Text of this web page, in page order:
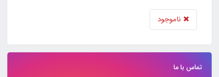
ناموجود
تماس با ما